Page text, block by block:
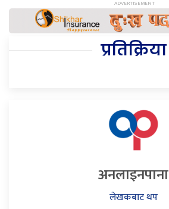
प्रतिक्रिया
अनलाइनपाना
लेखकबाट थप